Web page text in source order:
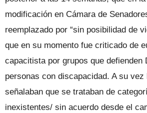
modificación en Cámara de
reemplazado por “sin posibilidad de
que en su momento fue criticado de
capacitista por grupos que defienden
personas con discapacidad. A su vez
señalaban que se trataban de
inexistentes/ sin acuerdo desde el